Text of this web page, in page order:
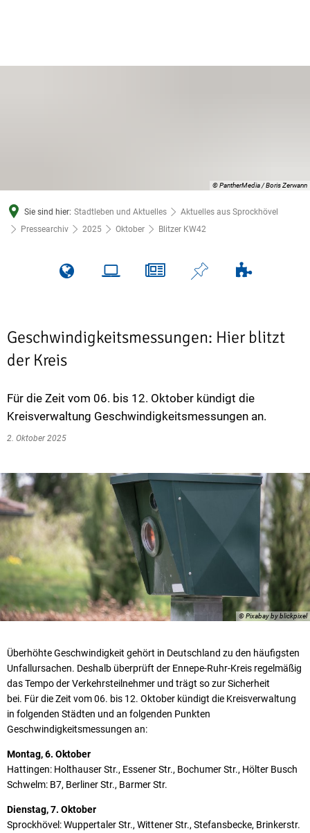
© PantherMedia / Boris Zerwann
Sie sind hier: Stadtleben und Aktuelles
Aktuelles aus Sprockhövel
Pressearchiv
2025 Oktober Blitzer KW42
Geschwindigkeitsmessungen: Hier blitzt
der Kreis
Für die Zeit vom 06. bis 12. Oktober kündigt die
Kreisverwaltung Geschwindigkeitsmessungen an.
2. Oktober 2025
© Pixabay by blickpixel
Überhöhte Geschwindigkeit gehört in Deutschland zu den häufigsten
Unfallursachen. Deshalb überprüft der Ennepe-Ruhr-Kreis regelmäßig
das Tempo der Verkehrsteilnehmer und trägt so zur Sicherheit
bei. Für die Zeit vom 06. bis 12. Oktober kündigt die Kreisverwaltung
in folgenden Städten und an folgenden Punkten
Geschwindigkeitsmessungen an:
Montag, 6. Oktober
Hattingen: Holthauser Str., Essener Str., Bochumer Str., Hölter Busch
Schwelm: B7, Berliner Str., Barmer Str.
Dienstag, 7. Oktober
Sprockhövel: Wuppertaler Str., Wittener Str., Stefansbecke, Brinkerstr.